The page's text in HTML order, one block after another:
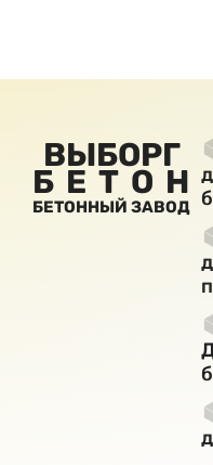
ВЫБОРГ
БЕТОН
БЕТОННЫЙ ЗАВОД